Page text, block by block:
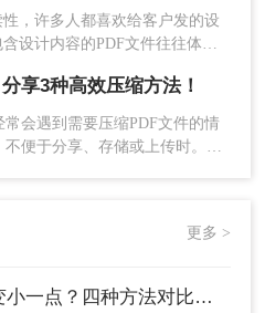
PDF大小的方法。
，许多人都喜欢给客户发的设
设计内容的PDF文件往往体积
缩。当PDF文件太大的时候，
么压缩方式可以把PDF文件压
压缩方法。
享3种高效压缩方法！
会遇到需要压缩PDF文件的情
便于分享、存储或上传时。那
更多 >
？四种方法对比，一看就懂！